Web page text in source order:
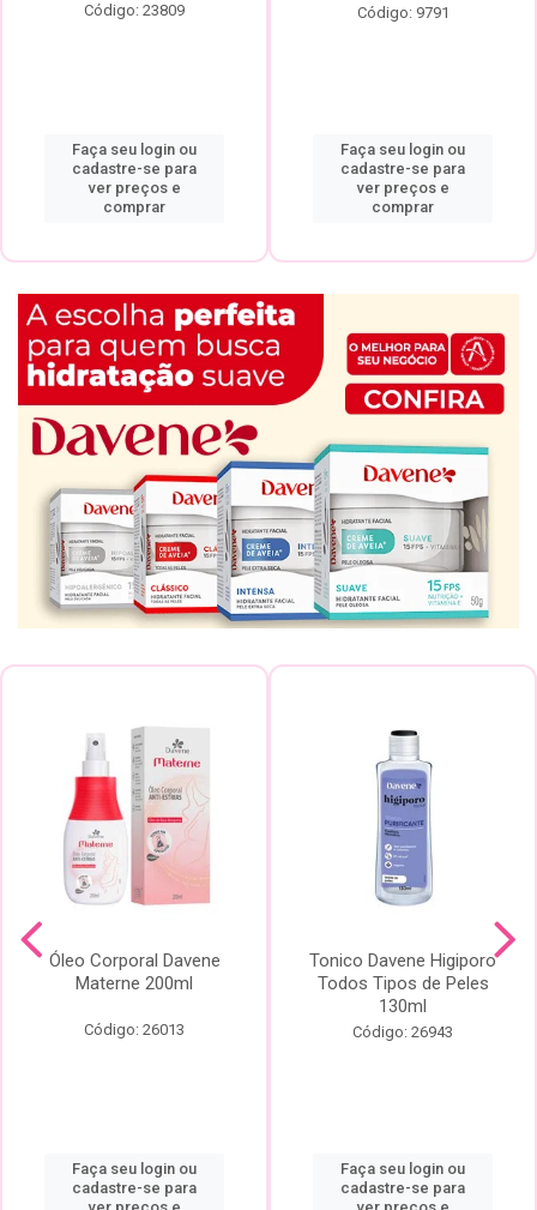
Código: 23809
Faça seu login ou
cadastre-se para
ver preços e
comprar
Código: 9791
Faça seu login ou
cadastre-se para
ver preços e
comprar
Óleo Corporal Davene
Materne 200ml
Código: 26013
Faça seu login ou
cadastre-se para
Tonico Davene Higiporo
Todos Tipos de Peles
130ml
Código: 26943
Faça seu login ou
cadastre-se para